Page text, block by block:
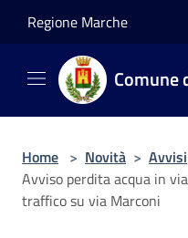
Regione Marche
Comune
Home > Novità > Avvisi
Avviso perdita acqua in
traffico su via Marconi